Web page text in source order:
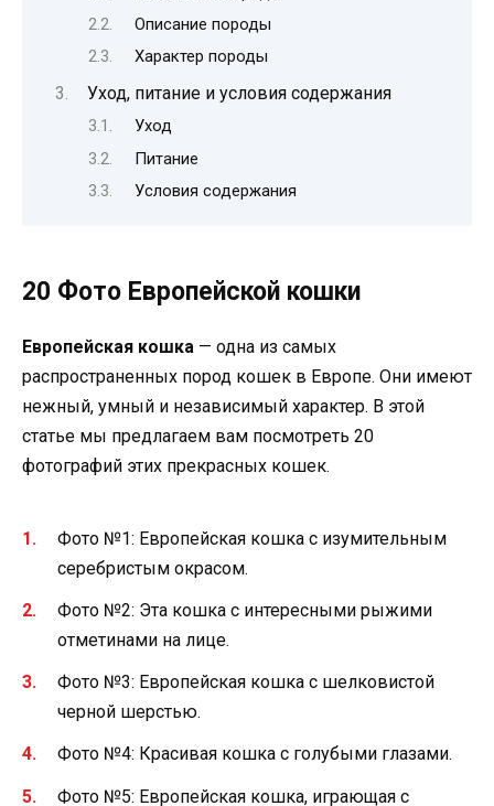
Описание породы
Характер породы
Уход, питание и условия содержания
Уход
Питание
Условия содержания
20 Фото Европейской кошки
Европейская кошка — одна из самых
распространенных пород кошек в Европе. Они имеют
нежный, умный и независимый характер. В этой
статье мы предлагаем вам посмотреть 20
фотографий этих прекрасных кошек.
Фото №1: Европейская кошка с изумительным
серебристым окрасом.
Фото №2: Эта кошка с интересными рыжими
отметинами на лице.
Фото №3: Европейская кошка с шелковистой
черной шерстью.
Фото №4: Красивая кошка с голубыми глазами.
Фото №5: Европейская кошка, играющая с